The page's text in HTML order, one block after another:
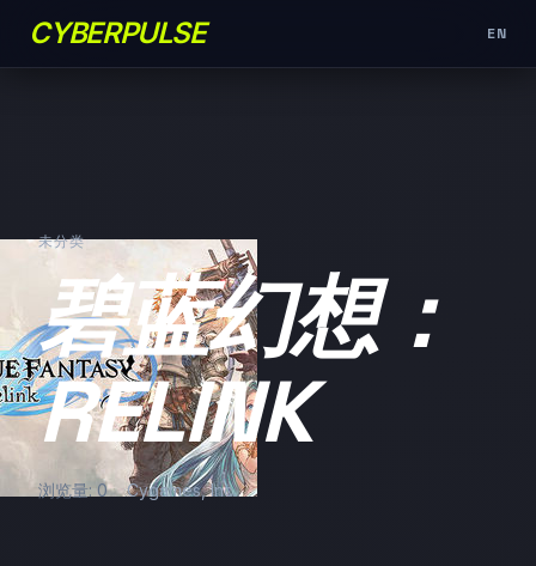
CYBERPULSE EN
未分类
碧蓝幻想：
RELINK
浏览量: 0 Cygames, Inc.